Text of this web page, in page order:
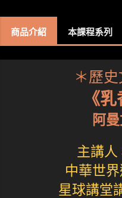
商品介紹 本課程系列
＊歷
《
阿
主講人
中華世
星球講堂